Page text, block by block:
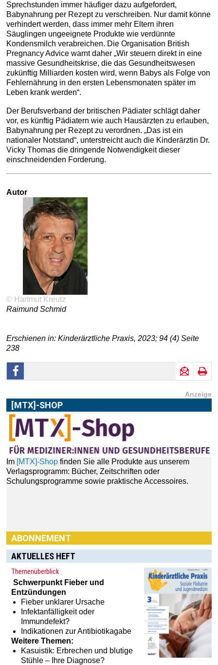
Sprechstunden immer häufiger dazu aufgefordert,
Babynahrung per Rezept zu verschreiben. Nur damit könne
verhindert werden, dass immer mehr Eltern ihren
Säuglingen ungeeignete Produkte wie verdünnte
Kondensmilch verabreichen. Die Organisation British
Pregnancy Advice warnt daher „Wir steuern direkt in eine
massive Gesundheitskrise, die das Gesundheitswesen
zukünftig Milliarden kosten wird, wenn Babys als Folge von
Fehlernährung in den ersten Lebensmonaten später im
Leben krank werden“.
Der Berufsverband der britischen Pädiater schlägt daher
vor, es künftig Pädiatern wie auch Hausärzten zu erlauben,
Babynahrung per Rezept zu verordnen. „Das ist ein
nationaler Notstand“, unterstreicht auch die Kinderärztin Dr.
Vicky Thomas die dringende Notwendigkeit dieser
einschneidenden Forderung.
Autor
© Hartmut Kreutz
Raimund Schmid
Erschienen in: Kinderärztliche Praxis, 2023; 94 (4) Seite
238
Anzeige
[MTX]-SHOP
Im [MTX]-Shop finden Sie alle Produkte aus unserem
Verlagsprogramm: Bücher, Zeitschriften oder
Schulungsprogramme sowie praktische Accessoires.
ABONNEMENT
AKTUELLES HEFT
Themenüberblick
Schwerpunkt Fieber und
Entzündungen
Fieber unklarer Ursache
Infektanfälligkeit oder
Immundefekt?
Indikationen zur Antibiotikagabe
Weitere Themen:
Kasuistik: Erbrechen und blutige
Stühle – Ihre Diagnose?